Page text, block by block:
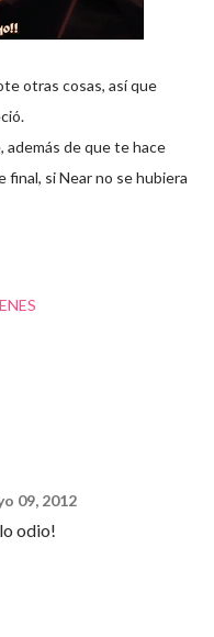
otras cosas, así que
además de que te hace
final, si Near no se hubiera
09, 2012
odio!